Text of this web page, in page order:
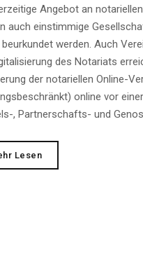
Angebot an
auch einstimmige
werden. Auch
des Notariats
der notariellen Online-
online vor
, Partnerschafts- und
LesenErweiterung